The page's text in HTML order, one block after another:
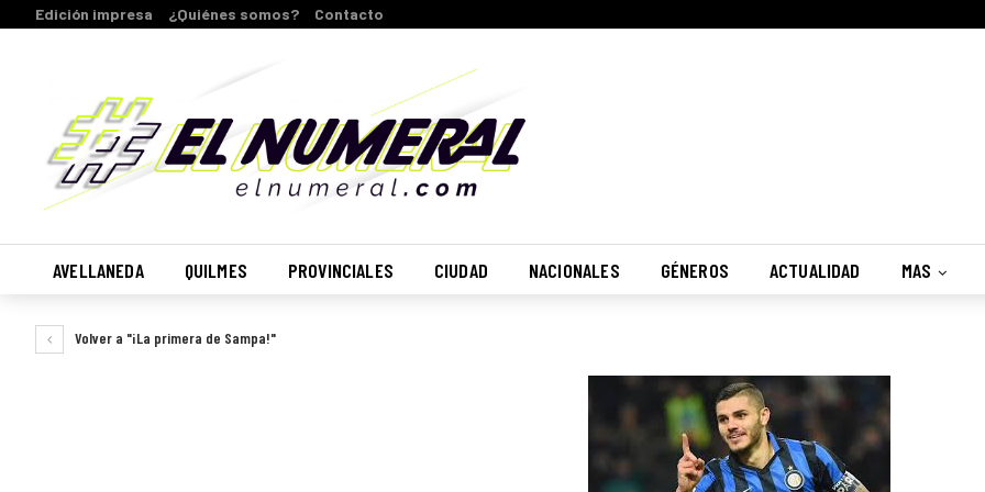
Edición impresa ¿Quiénes somos? Contacto
AVELLANEDA QUILMES PROVINCIALES CIUDAD NACIONALES GÉNEROS ACTUALIDAD MAS
Volver a "¡La primera de Sampa!"